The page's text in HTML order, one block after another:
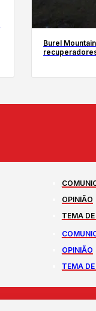
Burel
OPINIÃO
TEMA
OPINIÃO
TEMA